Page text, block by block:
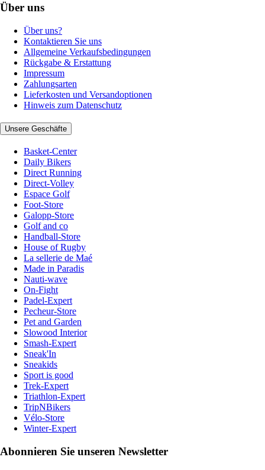
Über uns
Über uns?
Kontaktieren Sie uns
Allgemeine Verkaufsbedingungen
Rückgabe & Erstattung
Impressum
Zahlungsarten
Lieferkosten und Versandoptionen
Hinweis zum Datenschutz
Unsere Geschäfte
Basket-Center
Daily Bikers
Direct Running
Direct-Volley
Espace Golf
Foot-Store
Galopp-Store
Golf and co
Handball-Store
House of Rugby
La sellerie de Maé
Made in Paradis
Nauti-wave
On-Fight
Padel-Expert
Pecheur-Store
Pet and Garden
Slowood Interior
Smash-Expert
Sneak'In
Sneakids
Sport is good
Trek-Expert
Triathlon-Expert
TripNBikers
Vélo-Store
Winter-Expert
Abonnieren Sie unseren Newsletter